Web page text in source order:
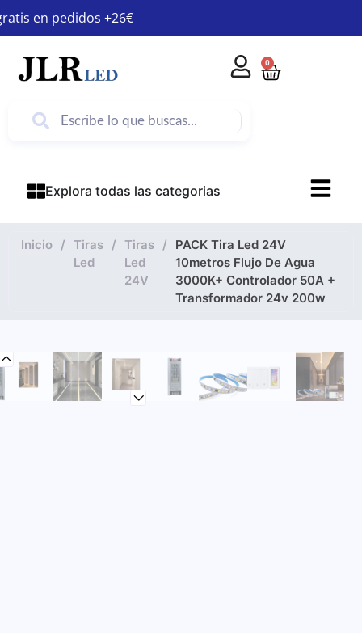
en pedidos +26€
0
Explora todas las categorias
Inicio / Tiras
Led
/ Tiras
Led
24V
/
PACK Tira Led 24V
10metros Flujo De Agua
3000K+ Controlador 50A +
Transformador 24v 200w